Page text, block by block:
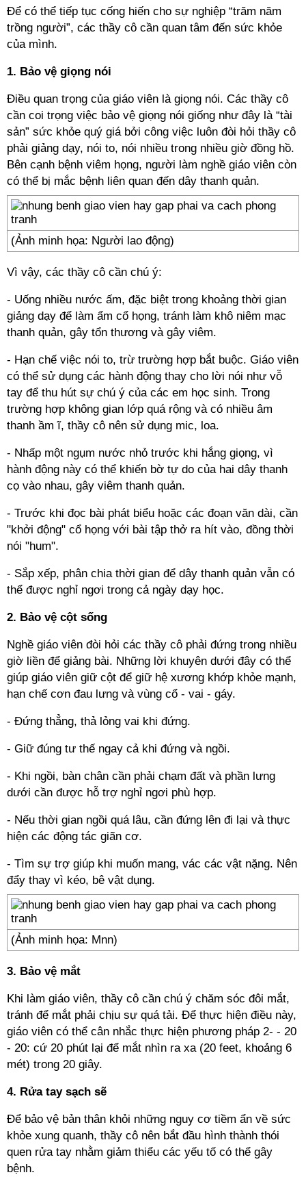
Để có thể tiếp tục cống hiến cho sự nghiệp “trăm năm
trồng người”, các thầy cô cần quan tâm đến sức khỏe
của mình.
1. Bảo vệ giọng nói
Điều quan trọng của giáo viên là giọng nói. Các thầy cô
cần coi trọng việc bảo vệ giọng nói giống như đây là “tài
sản” sức khỏe quý giá bởi công việc luôn đòi hỏi thầy cô
phải giảng dạy, nói to, nói nhiều trong nhiều giờ đồng hồ.
Bên cạnh bệnh viêm họng, người làm nghề giáo viên còn
có thể bị mắc bệnh liên quan đến dây thanh quản.
(Ảnh minh họa: Người lao động)
Vì vậy, các thầy cô cần chú ý:
- Uống nhiều nước ấm, đặc biệt trong khoảng thời gian
giảng dạy để làm ẩm cổ họng, tránh làm khô niêm mạc
thanh quản, gây tổn thương và gây viêm.
- Hạn chế việc nói to, trừ trường hợp bắt buộc. Giáo viên
có thể sử dụng các hành động thay cho lời nói như vỗ
tay để thu hút sự chú ý của các em học sinh. Trong
trường hợp không gian lớp quá rộng và có nhiều âm
thanh ầm ĩ, thầy cô nên sử dụng mic, loa.
- Nhấp một ngụm nước nhỏ trước khi hắng giọng, vì
hành động này có thể khiến bờ tự do của hai dây thanh
cọ vào nhau, gây viêm thanh quản.
- Trước khi đọc bài phát biểu hoặc các đoạn văn dài, cần
"khởi động" cổ họng với bài tập thở ra hít vào, đồng thời
nói "hum".
- Sắp xếp, phân chia thời gian để dây thanh quản vẫn có
thể được nghỉ ngơi trong cả ngày dạy học.
2. Bảo vệ cột sống
Nghề giáo viên đòi hỏi các thầy cô phải đứng trong nhiều
giờ liền để giảng bài. Những lời khuyên dưới đây có thể
giúp giáo viên giữ cột để giữ hệ xương khớp khỏe mạnh,
hạn chế cơn đau lưng và vùng cổ - vai - gáy.
- Đứng thẳng, thả lỏng vai khi đứng.
- Giữ đúng tư thế ngay cả khi đứng và ngồi.
- Khi ngồi, bàn chân cần phải chạm đất và phần lưng
dưới cần được hỗ trợ nghỉ ngơi phù hợp.
- Nếu thời gian ngồi quá lâu, cần đứng lên đi lại và thực
hiện các động tác giãn cơ.
- Tìm sự trợ giúp khi muốn mang, vác các vật nặng. Nên
đẩy thay vì kéo, bê vật dụng.
(Ảnh minh họa: Mnn)
3. Bảo vệ mắt
Khi làm giáo viên, thầy cô cần chú ý chăm sóc đôi mắt,
tránh để mắt phải chịu sự quá tải. Để thực hiện điều này,
giáo viên có thể cân nhắc thực hiện phương pháp 2- - 20
- 20: cứ 20 phút lại để mắt nhìn ra xa (20 feet, khoảng 6
mét) trong 20 giây.
4. Rửa tay sạch sẽ
Để bảo vệ bản thân khỏi những nguy cơ tiềm ẩn về sức
khỏe xung quanh, thầy cô nên bắt đầu hình thành thói
quen rửa tay nhằm giảm thiểu các yếu tố có thể gây
bệnh.